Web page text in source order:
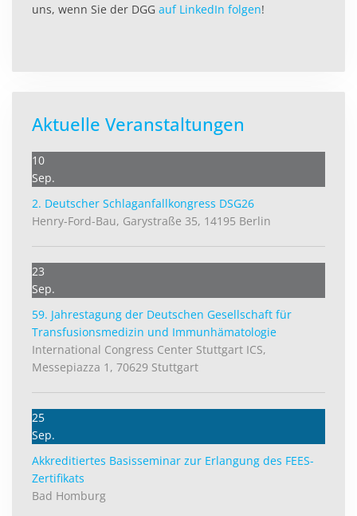
uns, wenn Sie der DGG auf LinkedIn folgen!
Aktuelle Veranstaltungen
10
Sep.
2. Deutscher Schlag­anfall­kongress DSG26
Henry-Ford-Bau, Garystraße 35, 14195 Berlin
23
Sep.
59. Jahrestagung der Deutschen Gesellschaft für
Transfusionsmedizin und Immunhämatologie
International Congress Center Stuttgart ICS,
Messepiazza 1, 70629 Stuttgart
25
Sep.
Akkreditiertes Basisseminar zur Erlangung des FEES-
Zertifikats
Bad Homburg